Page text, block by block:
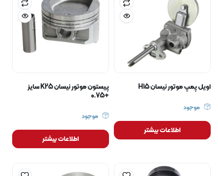
اویل پمپ موتور نیسان H15
موجود
اطلاعات بیشتر
پیستون موتور نیسان K25 سایز
+0.75
موجود
اطلاعات بیشتر